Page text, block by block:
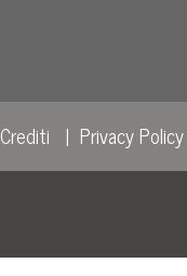
Crediti Privacy Policy